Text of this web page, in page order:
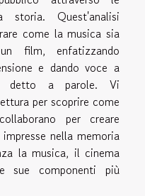
Quest'analisi
come la musica sia
film, enfatizzando
e dando voce a
detto a parole. Vi
per scoprire come
per creare
nella memoria
la musica, il cinema
sue componenti più